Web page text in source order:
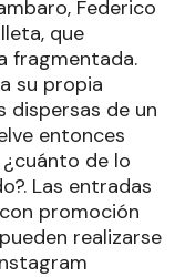
Federico
que
fragmentada.
su propia
dispersas de un
entonces
de lo
Las entradas
promoción
realizarse